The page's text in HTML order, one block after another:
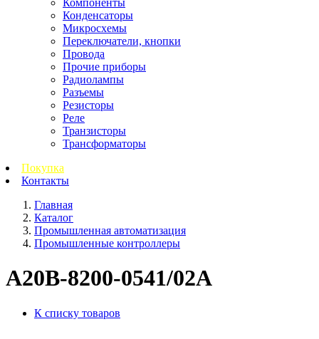
Компоненты
Конденсаторы
Микросхемы
Переключатели, кнопки
Провода
Прочие приборы
Радиолампы
Разъемы
Резисторы
Реле
Транзисторы
Трансформаторы
Покупка
Контакты
Главная
Каталог
Промышленная автоматизация
Промышленные контроллеры
A20B-8200-0541/02A
К списку товаров